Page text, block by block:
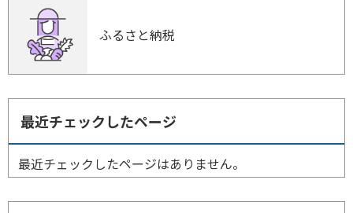
ふるさと納税
最近チェックしたページ
最近チェックしたページはありません。